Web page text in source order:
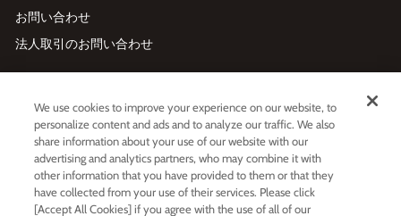
お問い合わせ
法人取引のお問い合わせ
Enter
email
利用規約および プライバシーポリシーに同意する
LINE友だち追加
We use cookies to improve your experience on our website, to
personalize content and ads and to analyze our traffic. We also
share information about your use of our website with our
advertising and analytics partners, who may combine it with
other information that you have provided to them or that they
have collected from your use of their services. Please click
[Accept All Cookies] if you agree with the use of all of our